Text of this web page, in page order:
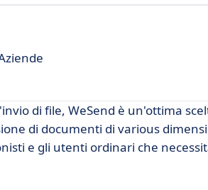
di file, WeSend è un'ottima
di documenti di various
e gli utenti ordinari che